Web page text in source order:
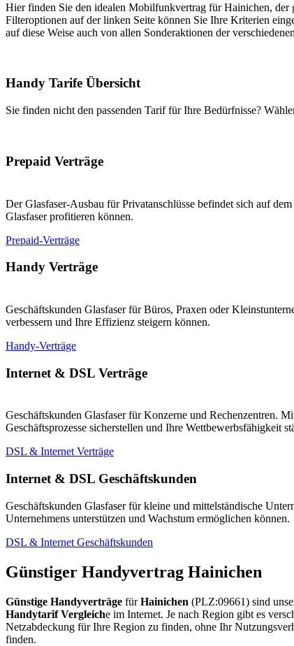
Hier finden Sie den idealen Mobilfunkvertrag für Hainichen, der
Filteroptionen auf der linken Seite können Sie Ihre Kriterien
auf diese Weise auch von allen Sonderaktionen der
Handy Tarife Übersicht
Sie finden nicht den passenden Tarif für Ihre Bedürfnisse?
Prepaid Verträge
Der Glasfaser-Ausbau für Privatanschlüsse befindet sich auf
Glasfaser profitieren können.
Prepaid-Verträge
Handy Verträge
Geschäftskunden Glasfaser für Büros, Praxen oder
verbessern und Ihre Effizienz steigern können.
Handy-Verträge
Internet & DSL Verträge
Geschäftskunden Glasfaser für Konzerne und Rechenzentren.
Geschäftsprozesse sicherstellen und Ihre Wettbewerbsfähigkeit
DSL & Internet Verträge
Internet & DSL Geschäftskunden
Geschäftskunden Glasfaser für kleine und mittelständische
Unternehmens unterstützen und Wachstum ermöglichen können.
DSL & Internet Geschäftskunden
Günstiger Handyvertrag Hainichen
Günstige Handyverträge fürHainichen (PLZ:09661) sind
Handytarif Vergleiche im Internet. Je nach Region gibt es
Netzabdeckung für Ihre Region zu finden, ohne Ihr
finden.